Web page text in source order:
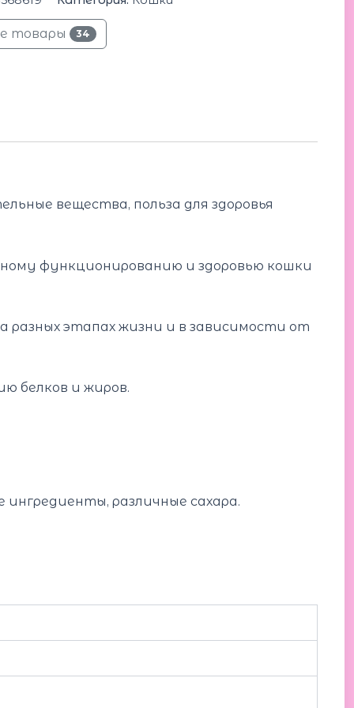
товары 34
вещества, польза для здоровья
функционированию и здоровью кошки
разных этапах жизни и в зависимости от
белков и жиров.
различные сахара.